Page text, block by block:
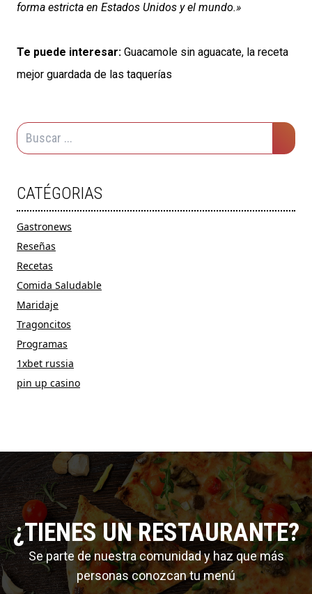
forma estricta en Estados Unidos y el mundo.»
Te puede interesar: Guacamole sin aguacate, la receta
mejor guardada de las taquerías
CATÉGORIAS
Gastronews
Reseñas
Recetas
Comida Saludable
Maridaje
Tragoncitos
Programas
1xbet russia
pin up casino
¿TIENES UN RESTAURANTE?
Se parte de nuestra comunidad y haz que más
personas conozcan tu menú